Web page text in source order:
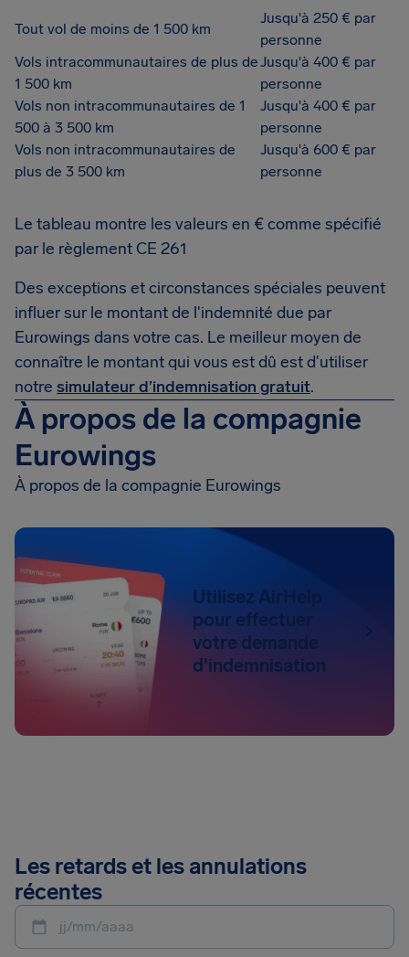
Tout vol de moins de 1 500 km
Jusqu'à 250 € par
personne
Vols intracommunautaires de plus de
1 500 km
Jusqu'à 400 € par
personne
Vols non intracommunautaires de 1
500 à 3 500 km
Jusqu'à 400 € par
personne
Vols non intracommunautaires de
plus de 3 500 km
Jusqu'à 600 € par
personne
Le tableau montre les valeurs en € comme spécifié
par le règlement CE 261
Des exceptions et circonstances spéciales peuvent
influer sur le montant de l'indemnité due par
Eurowings dans votre cas. Le meilleur moyen de
connaître le montant qui vous est dû est d'utiliser
notre simulateur d’indemnisation gratuit.
À propos de la compagnie
Eurowings
À propos de la compagnie Eurowings
Utilisez AirHelp
pour effectuer
votre demande
d'indemnisation
Les retards et les annulations
récentes
jj/mm/aaaa